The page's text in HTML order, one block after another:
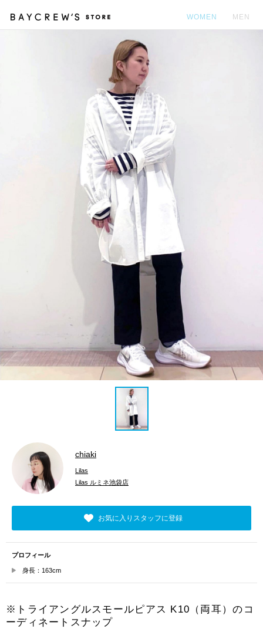
WOMEN MEN
chiaki
Lilas
Lilas ルミネ池袋店
お気に入りスタッフに登録
プロフィール
身長：163cm
※トライアングルスモールピアス K10（両耳）のコ
ーディネートスナップ